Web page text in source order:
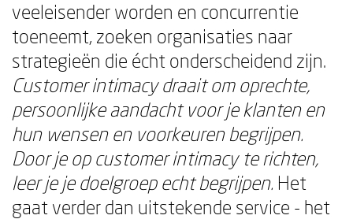
veeleisender worden en concurrentie
toeneemt, zoeken organisaties naar
strategieën die écht onderscheidend zijn.
Customer intimacy draait om oprechte,
persoonlijke aandacht voor je klanten en
hun wensen en voorkeuren begrijpen.
Door je op customer intimacy te richten,
leer je je doelgroep echt begrijpen. Het
gaat verder dan uitstekende service - het